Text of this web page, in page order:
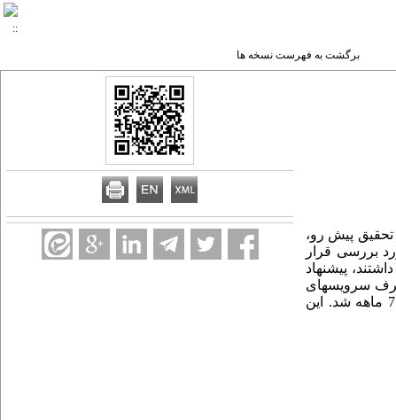
برگشت به فهرست نسخه ها
تحقیق پیش رو،
بررسی قرار
پیشنهاد
در اثر اعمال آن میزان عبور از پینچ 3/19% و میزان مصرف سرویس­های
جانبی 61/3% کاهش یافت. مبدل جدید با حذف بخار فشار متوسط در واحد، سبب صرفه­جویی 210.955 دلار در سال با برگشت سرمایه 7 ماهه ­شد. این